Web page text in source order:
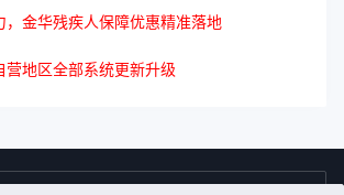
，金华残疾人保障优惠精准落地
营地区全部系统更新升级